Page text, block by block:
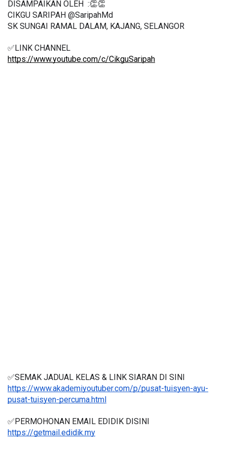
DISAMPAIKAN OLEH  :👏👏
CIKGU SARIPAH @SaripahMd
SK SUNGAI RAMAL DALAM, KAJANG, SELANGOR
✅LINK CHANNEL
https://www.youtube.com/c/CikguSaripah
✅SEMAK JADUAL KELAS & LINK SIARAN DI SINI
https://www.akademiyoutuber.com/p/pusat-tuisyen-ayu-
pusat-tuisyen-percuma.html
✅PERMOHONAN EMAIL EDIDIK DISINI
https://getmail.edidik.my